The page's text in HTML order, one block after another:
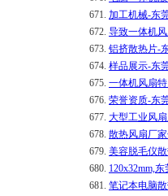
671. 加工机械-东
672. 导致一体机
673. 铝挤散热片-
674. 样品展示-东
675. 一体机风扇
676. 荣誉资质-东
677. 大型工业风
678. 散热风扇厂
679. 美容脱毛仪
680. 120x32mm,
681. 笔记本电脑